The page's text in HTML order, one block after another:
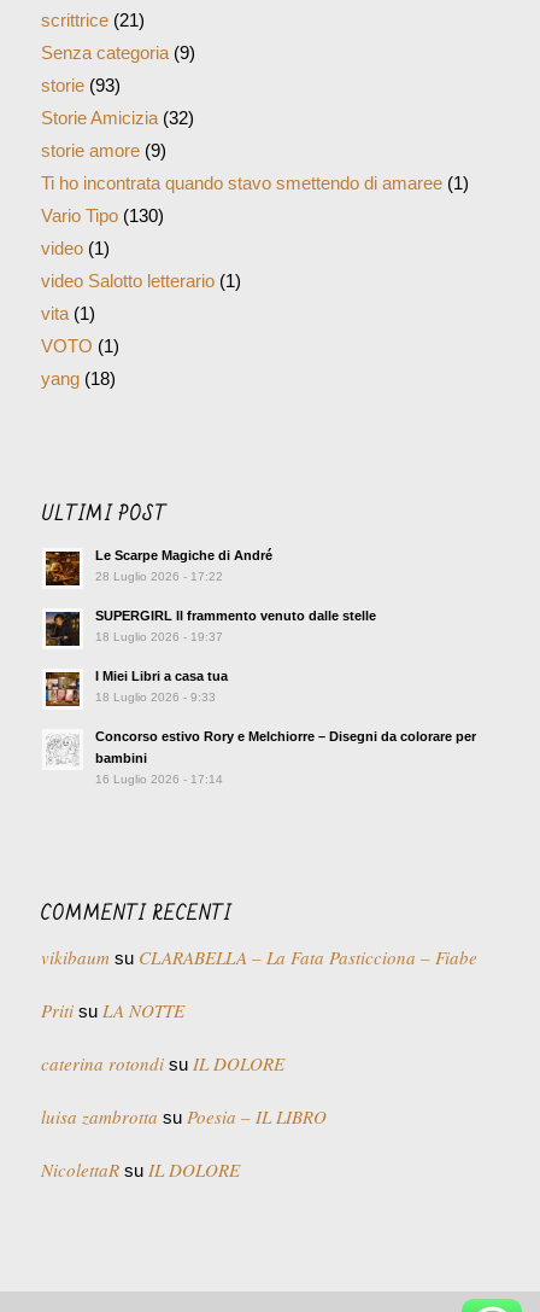
scrittrice(21)
Senza categoria(9)
storie(93)
Storie Amicizia(32)
storie amore(9)
Ti ho incontrata quando stavo smettendo di amaree(1)
Vario Tipo(130)
video(1)
video Salotto letterario(1)
vita(1)
VOTO (1)
yang(18)
ULTIMI POST
Le Scarpe Magiche di André
28 Luglio 2026 - 17:22
SUPERGIRL Il frammento venuto dalle stelle
18 Luglio 2026 - 19:37
I Miei Libri a casa tua
18 Luglio 2026 - 9:33
Concorso estivo Rory e Melchiorre – Disegni da colorare per
bambini
16 Luglio 2026 - 17:14
COMMENTI RECENTI
vikibaumsu CLARABELLA – La Fata Pasticciona – Fiabe
Pritisu LA NOTTE
caterina rotondisu IL DOLORE
luisa zambrotta su Poesia – IL LIBRO
NicolettaRsu IL DOLORE